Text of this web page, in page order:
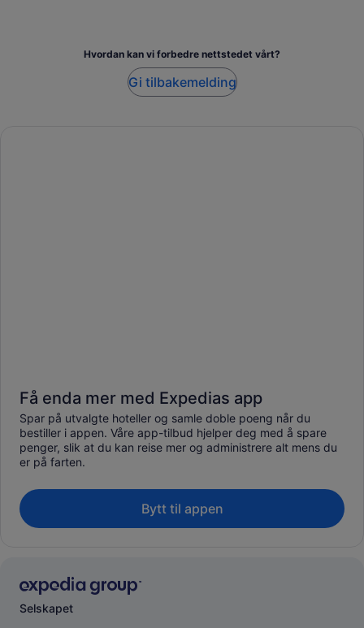
Hvordan kan vi forbedre nettstedet vårt?
Gi tilbakemelding
Få enda mer med Expedias app
Spar på utvalgte hoteller og samle doble poeng når du
bestiller i appen. Våre app-tilbud hjelper deg med å spare
penger, slik at du kan reise mer og administrere alt mens du
er på farten.
Bytt til appen
Selskapet